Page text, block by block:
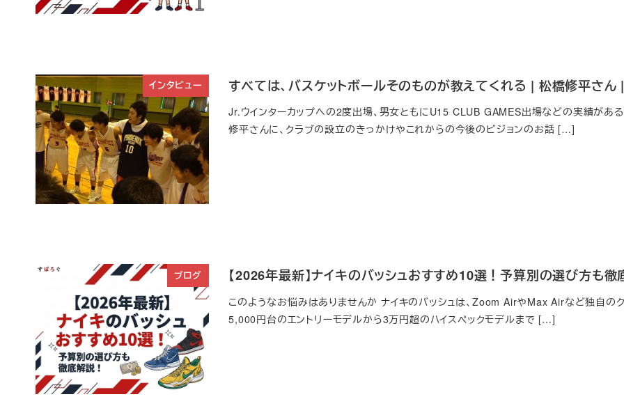
インタビュー すべては、バスケットボールそのものが教えてくれる | 松橋修平さ
Jr.ウインターカップへの2度出場、男女ともにU15 CLUB GAMES出場などの実績が
修平さんに、クラブの設立のきっかけやこれからの今後のビジョンのお話 […]
ブログ 【2026年最新】ナイキのバッシュおすすめ10選！予算別の選び方も
このようなお悩みはありませんか ナイキのバッシュは、Zoom AirやMax Airなど独自の
5,000円台のエントリーモデルから3万円超のハイスペックモデルまで […]